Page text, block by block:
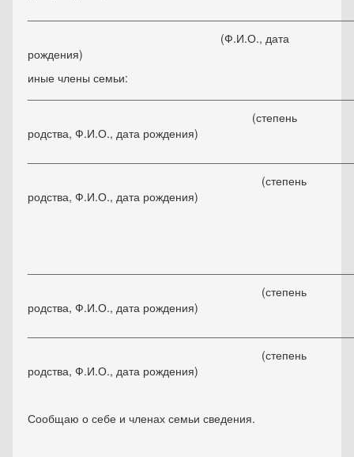
(Ф.И.О., дата
рождения)
иные члены семьи:
(степень
родства, Ф.И.О., дата рождения)
(степень
родства, Ф.И.О., дата рождения)
(степень
родства, Ф.И.О., дата рождения)
(степень
родства, Ф.И.О., дата рождения)
Сообщаю о себе и членах семьи сведения.